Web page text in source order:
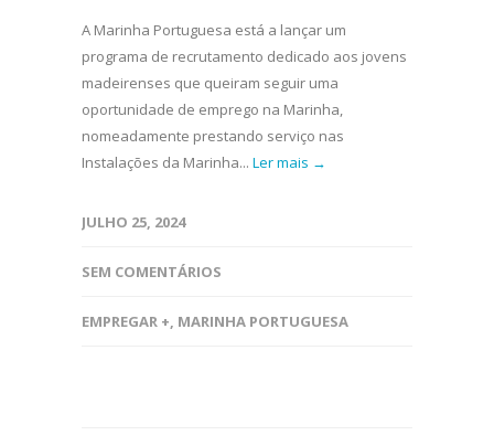
A Marinha Portuguesa está a lançar um
programa de recrutamento dedicado aos jovens
madeirenses que queiram seguir uma
oportunidade de emprego na Marinha,
nomeadamente prestando serviço nas
Instalações da Marinha... Ler mais →
JULHO 25, 2024
SEM COMENTÁRIOS
EMPREGAR +, MARINHA PORTUGUESA